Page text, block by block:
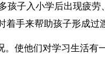
孩子入小学后出现疲劳
手来帮助孩子形成过
。使他们对学习生活有